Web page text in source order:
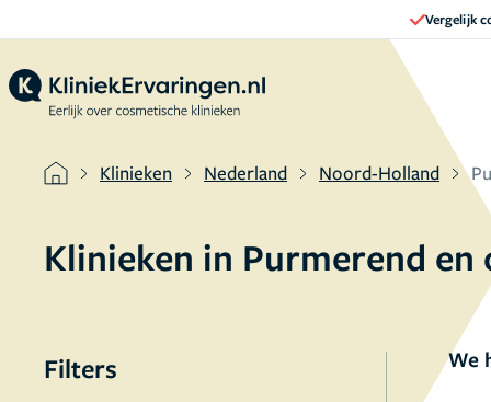
Vergelijk
Klinieken Nederland Noord-Holland
Klinieken in Purmerend en
Filters We